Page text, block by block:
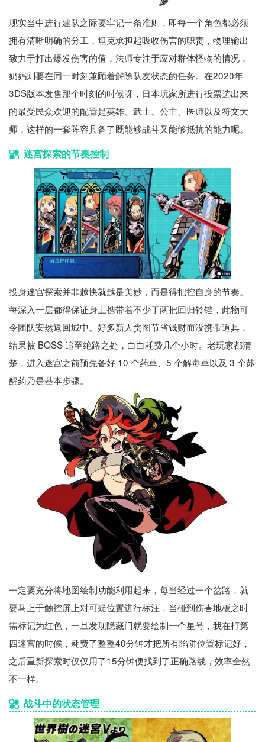
现实当中进行建队之际要牢记一条准则，即每一个角色都必须
拥有清晰明确的分工，坦克承担起吸收伤害的职责，物理输出
致力于打出爆发伤害的值，法师专注于应对群体怪物的情况，
奶妈则要在同一时刻兼顾着解除队友状态的任务。在2020年
3DS版本发售那个时刻的时候呀，日本玩家所进行投票选出来
的最受民众欢迎的配置是英雄、武士、公主、医师以及符文大
师，这样的一套阵容具备了既能够战斗又能够抵抗的能力呢。
迷宫探索的节奏控制
投身迷宫探索并非越快就越是美妙，而是得把控自身的节奏。
每深入一层都得保证身上携带着不少于两把回归铃铛，此物可
令团队安然返回城中。好多新人贪图节省钱财而没携带道具，
结果被 BOSS 追至绝路之处，白白耗费几个小时。老玩家都清
楚，进入迷宫之前预先备好 10 个药草、5 个解毒草以及 3 个苏
醒药乃是基本步骤。
一定要充分将地图绘制功能利用起来，每当经过一个岔路，就
要马上于触控屏上对可疑位置进行标注，当碰到伤害地板之时
需标记为红色，一旦发现隐藏门就要绘制一个星号，我在打第
四迷宫的时候，耗费了整整40分钟才把所有陷阱位置标记好，
之后重新探索时仅仅用了15分钟便找到了正确路线，效率全然
不一样。
战斗中的状态管理